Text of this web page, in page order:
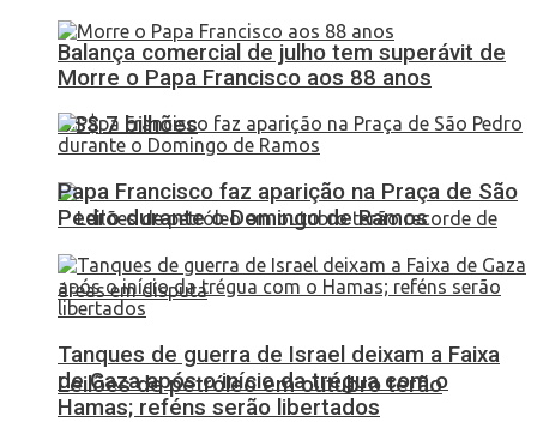
Balança comercial de julho tem superávit de
US$ 7 bilhões
Leilões de petróleo em outubro terão
Morre o Papa Francisco aos 88 anos
Papa Francisco faz aparição na Praça de São
Pedro durante o Domingo de Ramos
Tanques de guerra de Israel deixam a Faixa
de Gaza após o início da trégua com o
Hamas; reféns serão libertados